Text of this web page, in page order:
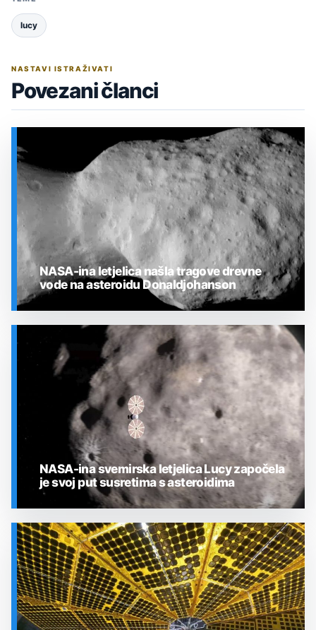
lucy
NASTAVI ISTRAŽIVATI
Povezani članci
SVEMIR
NASA-ina letjelica našla tragove drevne
vode na asteroidu Donaldjohanson
SVEMIR
NASA-ina svemirska letjelica Lucy započela
je svoj put susretima s asteroidima